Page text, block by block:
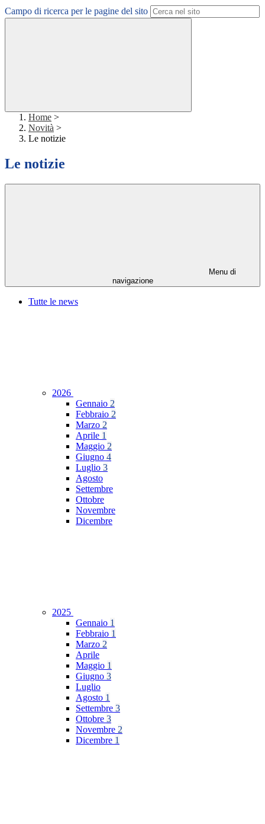
Campo di ricerca per le pagine del sito
Home >
Novità >
Le notizie
Le notizie
Menu di
navigazione
Tutte le news
2026
Gennaio 2
Febbraio 2
Marzo 2
Aprile 1
Maggio 2
Giugno 4
Luglio 3
Agosto
Settembre
Ottobre
Novembre
Dicembre
2025
Gennaio 1
Febbraio 1
Marzo 2
Aprile
Maggio 1
Giugno 3
Luglio
Agosto 1
Settembre 3
Ottobre 3
Novembre 2
Dicembre 1